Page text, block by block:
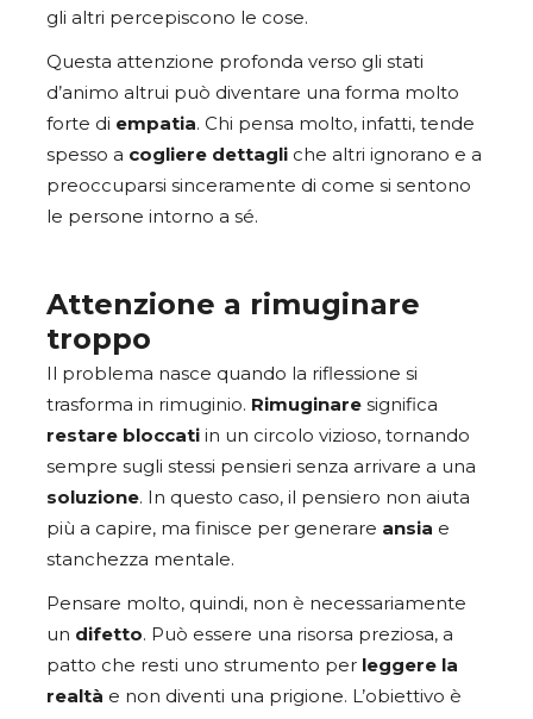
gli altri percepiscono le cose.
Questa attenzione profonda verso gli stati
d’animo altrui può diventare una forma molto
forte di empatia. Chi pensa molto, infatti, tende
spesso a cogliere dettagli che altri ignorano e a
preoccuparsi sinceramente di come si sentono
le persone intorno a sé.
Attenzione a rimuginare
troppo
Il problema nasce quando la riflessione si
trasforma in rimuginio. Rimuginare significa
restare bloccati in un circolo vizioso, tornando
sempre sugli stessi pensieri senza arrivare a una
soluzione. In questo caso, il pensiero non aiuta
più a capire, ma finisce per generare ansia e
stanchezza mentale.
Pensare molto, quindi, non è necessariamente
un difetto. Può essere una risorsa preziosa, a
patto che resti uno strumento per leggere la
realtà e non diventi una prigione. L’obiettivo è